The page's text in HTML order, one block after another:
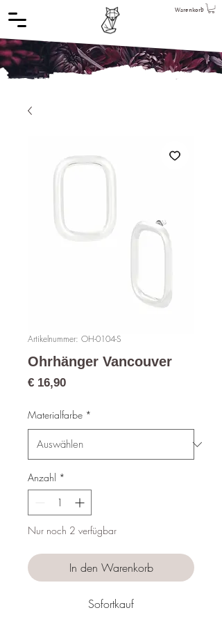
Warenkorb
Artikelnummer: OH-0104-S
Ohrhänger Vancouver
€ 16,90Preis
Materialfarbe *
Anzahl *
Nur noch 2 verfügbar
In den Warenkorb
Sofortkauf